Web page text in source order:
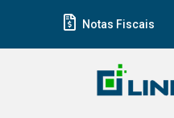
Notas Fiscais